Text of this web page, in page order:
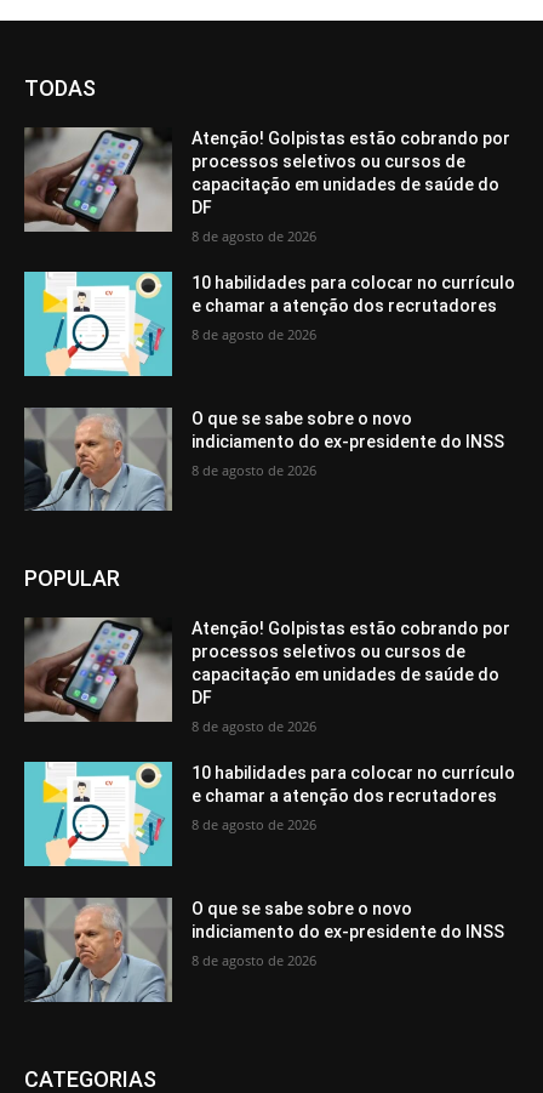
TODAS
Atenção! Golpistas estão cobrando por
processos seletivos ou cursos de
capacitação em unidades de saúde do
DF
8 de agosto de 2026
10 habilidades para colocar no currículo
e chamar a atenção dos recrutadores
8 de agosto de 2026
O que se sabe sobre o novo
indiciamento do ex-presidente do INSS
8 de agosto de 2026
POPULAR
Atenção! Golpistas estão cobrando por
processos seletivos ou cursos de
capacitação em unidades de saúde do
DF
8 de agosto de 2026
10 habilidades para colocar no currículo
e chamar a atenção dos recrutadores
8 de agosto de 2026
O que se sabe sobre o novo
indiciamento do ex-presidente do INSS
8 de agosto de 2026
CATEGORIAS